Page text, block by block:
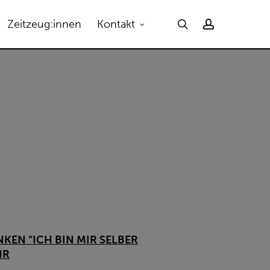
Zeitzeug:innen Kontakt searchaccount
“ICH BIN MIR SELBER